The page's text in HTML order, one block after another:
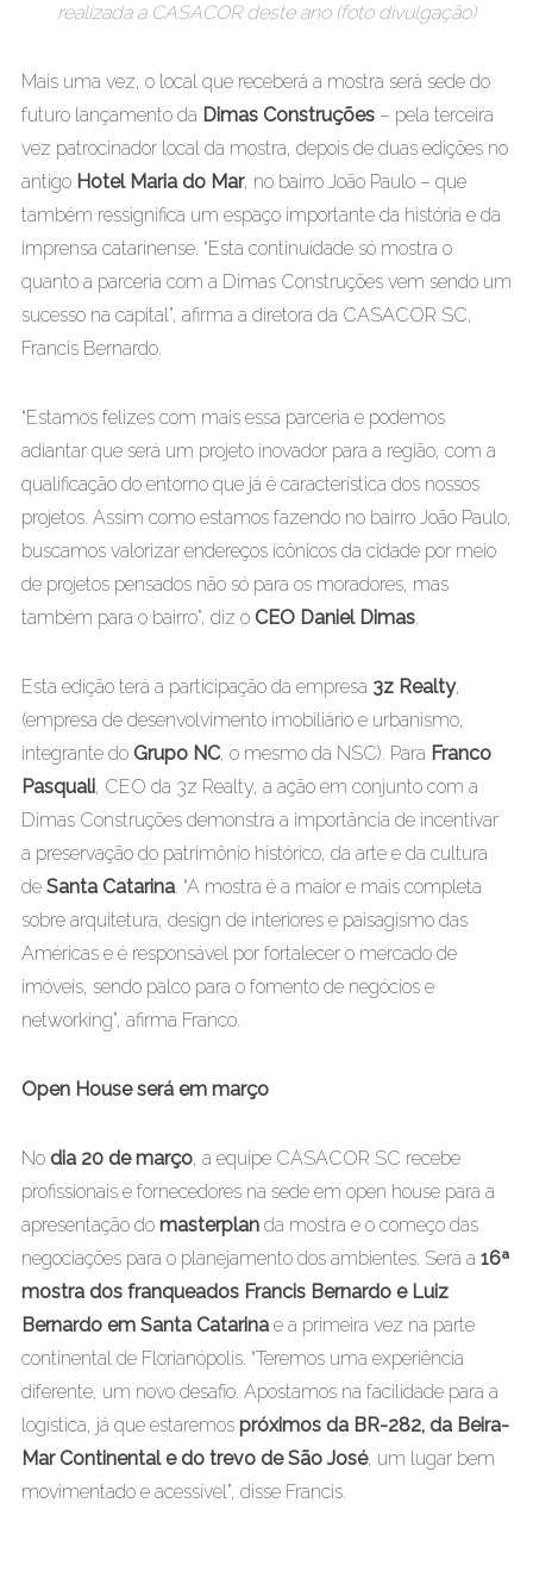
realizada a CASACOR deste ano (foto divulgação)
Mais uma vez, o local que receberá a mostra será sede do
futuro lançamento da Dimas Construções– pela terceira
vez patrocinador local da mostra, depois de duas edições no
antigo Hotel Maria do Mar, no bairro João Paulo – que
também ressignifica um espaço importante da história e da
imprensa catarinense. “Esta continuidade só mostra o
quanto a parceria com a Dimas Construções vem sendo um
sucesso na capital”, afirma a diretora da CASACOR SC,
Francis Bernardo.
“Estamos felizes com mais essa parceria e podemos
adiantar que será um projeto inovador para a região, com a
qualificação do entorno que já é característica dos nossos
projetos. Assim como estamos fazendo no bairro João Paulo,
buscamos valorizar endereços icônicos da cidade por meio
de projetos pensados não só para os moradores, mas
também para o bairro”, diz o CEO Daniel Dimas.
Esta edição terá a participação da empresa 3z Realty,
(empresa de desenvolvimento imobiliário e urbanismo,
integrante do Grupo NC, o mesmo da NSC). Para Franco
Pasquali, CEO da 3z Realty, a ação em conjunto com a
Dimas Construções demonstra a importância de incentivar
a preservação do patrimônio histórico, da arte e da cultura
de Santa Catarina. “A mostra é a maior e mais completa
sobre arquitetura, design de interiores e paisagismo das
Américas e é responsável por fortalecer o mercado de
imóveis, sendo palco para o fomento de negócios e
networking”, afirma Franco.
Open House será em março
No dia 20 de março, a equipe CASACOR SC recebe
profissionais e fornecedores na sede em open house para a
apresentação do masterplanda mostra e o começo das
negociações para o planejamento dos ambientes. Será a 16ª
mostra dos franqueados Francis Bernardo e Luiz
Bernardo em Santa Catarinae a primeira vez na parte
continental de Florianópolis. “Teremos uma experiência
diferente, um novo desafio. Apostamos na facilidade para a
logística, já que estaremos próximos da BR-282, da Beira-
Mar Continental e do trevo de São José, um lugar bem
movimentado e acessível”, disse Francis.